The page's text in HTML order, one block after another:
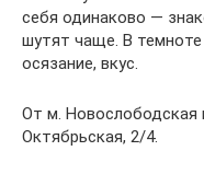
себя одинаково —
шутят чаще. В
осязание, вкус.
От м. Новослободская
Октябрьская, 2/4.